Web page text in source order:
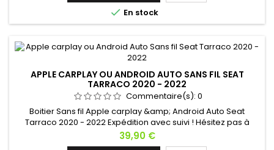
 En stock
APPLE CARPLAY OU ANDROID AUTO SANS FIL SEAT
TARRACO 2020 - 2022
Commentaire(s): 0
Boitier Sans fil Apple carplay &amp; Android Auto Seat
Tarraco 2020 - 2022 Expédition avec suivi ! Hésitez pas à
nous contacter si vous avez une question !
Prix
39,90 €